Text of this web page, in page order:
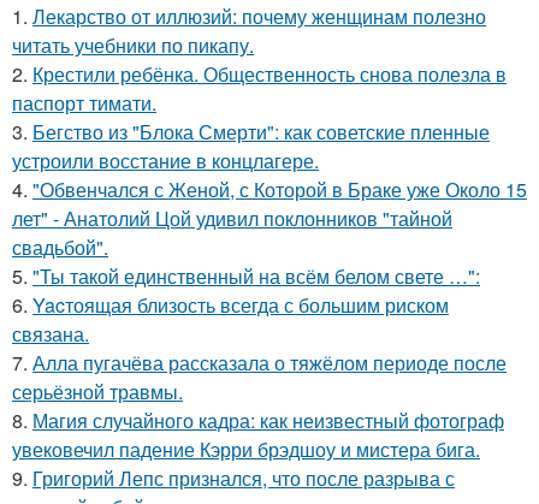
1. Лекарство от иллюзий: почему женщинам полезно
читать учебники по пикапу.
2. Крестили ребёнка. Общественность снова полезла в
паспорт тимати.
3. Бегство из "Блока Смерти": как советские пленные
устроили восстание в концлагере.
4. "Обвенчался с Женой, с Которой в Браке уже Около 15
лет" - Анатолий Цой удивил поклонников "тайной
свадьбой".
5. "Ты такой единственный на всём белом свете …":
6. Yacтоящая близость всегда с большим риском
связана.
7. Алла пугачёва рассказала о тяжёлом периоде после
серьёзной травмы.
8. Магия случайного кадра: как неизвестный фотограф
увековечил падение Кэрри брэдшоу и мистера бига.
9. Григорий Лепс признался, что после разрыва с